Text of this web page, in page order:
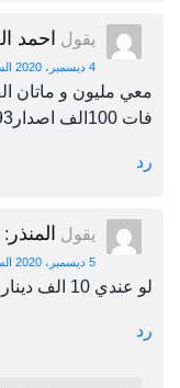
يقول احمد
4 ديسمبر، 2020 الساعة 4:48 م
معي مليون و ماتان
فات 100الف اصدار1993موبيل رقم01226312609
رد
يقول المنذر :
5 ديسمبر، 2020 الساعة 4:24 م
لو عندي 10 الف دينار ليبي في مصر يعملو كام مصري
رد